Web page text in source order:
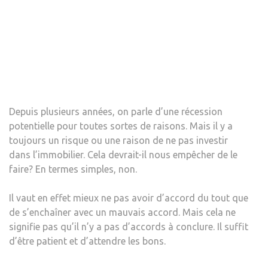
Depuis plusieurs années, on parle d’une récession
potentielle pour toutes sortes de raisons. Mais il y a
toujours un risque ou une raison de ne pas investir
dans l’immobilier. Cela devrait-il nous empêcher de le
faire? En termes simples, non.
Il vaut en effet mieux ne pas avoir d’accord du tout que
de s’enchaîner avec un mauvais accord. Mais cela ne
signifie pas qu’il n’y a pas d’accords à conclure. Il suffit
d’être patient et d’attendre les bons.